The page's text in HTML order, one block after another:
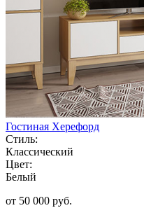
Гостиная Херефорд
Стиль:
Классический
Цвет:
Белый
от 50 000 руб.